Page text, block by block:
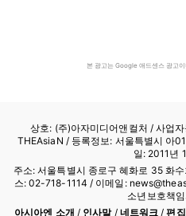
본 광고는 Google 애드센스 광고
상호: (주)아자미디어앤컬처 /사업
THEAsiaN / 등록정보: 서울특별시 아
일: 2011년
주소: 서울특별시 종로구 혜화로 35 화
스: 02-718-1114 / 이메일:
소년보호책
아시아엔 소개 / 인사말/ 네트워크 /편